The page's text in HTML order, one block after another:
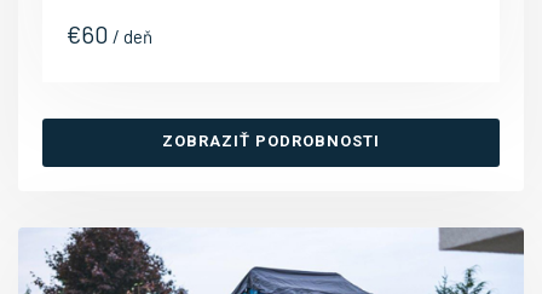
€60 / deň
ZOBRAZIŤ PODROBNOSTI